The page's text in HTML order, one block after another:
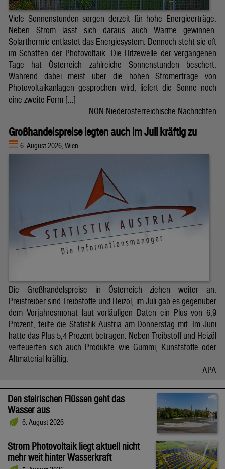
Viele Sonnenstunden sorgen derzeit für hohe Energieerträge.
Neben Strom lässt sich daraus auch Wärme gewinnen.
Solarthermie entlastet das Energiesystem. Dennoch steht sie oft
im Schatten der Photovoltaik. Die Hitzewelle der vergangenen
Tage hat Österreich zahlreiche Sonnenstunden beschert.
Während dabei meist über die hohen Stromerträge von
Photovoltaikanlagen gesprochen wird, liefert die Sonne noch
eine zweite Form […]
NÖN Niederösterreichische Nachrichten
Großhandelspreise legten auch im Juli kräftig zu
6. August 2026, Wien
Die Großhandelspreise in Österreich ziehen weiter an.
Preistreiber sind Treibstoffe und Heizöl, im Juli gab es gegenüber
dem Vorjahresmonat laut vorläufigen Daten ein Plus von 6,9
Prozent, teilte die Statistik Austria am Donnerstag mit. Im Juni
hatte das Plus 5,4 Prozent betragen. Neben Treibstoff und Heizöl
verteuerten sich auch Produkte wie Gummi, Kunststoffe oder
Altmaterial kräftig.
APA
Den steirischen Flüssen geht das
Wasser aus
6. August 2026
Strom Photovoltaik liegt aktuell nicht
mehr weit hinter Wasserkraft